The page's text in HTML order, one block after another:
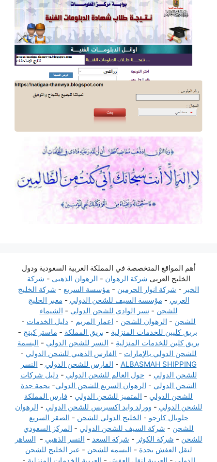
أهم المواقع المتخصصة في المملكة العربية السعودية ودول
الخليج العربي شركة الرهوان - الرهوان الذهبي - شركة
الخير - شركة انوار الحرمين - مؤسسة السريع - شركة الخليج
العربي - مؤسسة السيف للشحن الدولي - معبر الخليج
للشحن - نسر الوادي للشحن الدولي - الشيماء
للشحن - الرهوان للشحن - اعمار المريم - دليل الخدمات -
بريق كليين للخدمات المنزلية - بريق المملكة - ماستر كينج -
بريق كلين للخدمات المنزلية - النسر للشحن الدولي - البسمة
للشحن الدولي بالإمارات - الفارس الذهبي للشحن الدولي -
ALBASMAH SHIPPING
- الفارس للشحن الدولي - النسر
للشحن الدولي -حول العالم للشحن الدولي - دليل شركات
الشحن الدولي - الرهوان السريع للشحن الدولي- نجمة جدة
للشحن الدولي - المتميز للشحن الدولي - فارس المملكة
للشحن الدولي - وورلد وايد إكسبريس للشحن الدولي - الرهوان
جلوبال كارجو - الخليج الدولي للشحن - الصقر السريع
للشحن - شركة السيف للشحن الدولي - المركز السعودي
للشحن - شركة الكوثر - شركة السعد - النسر الذهبي - الساهر
لنقل العفش بجدة - البسمه للشحن - عبر الخليج للشحن